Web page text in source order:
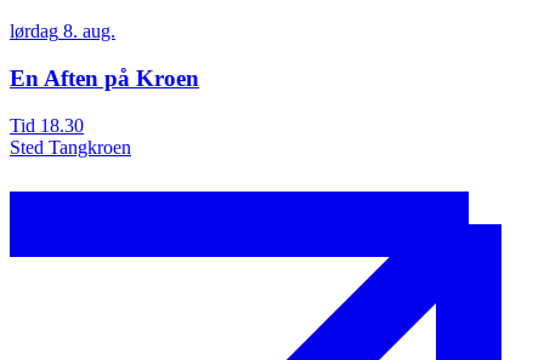
lørdag 8. aug.
En Aften på Kroen
Tid 18.30
Sted Tangkroen